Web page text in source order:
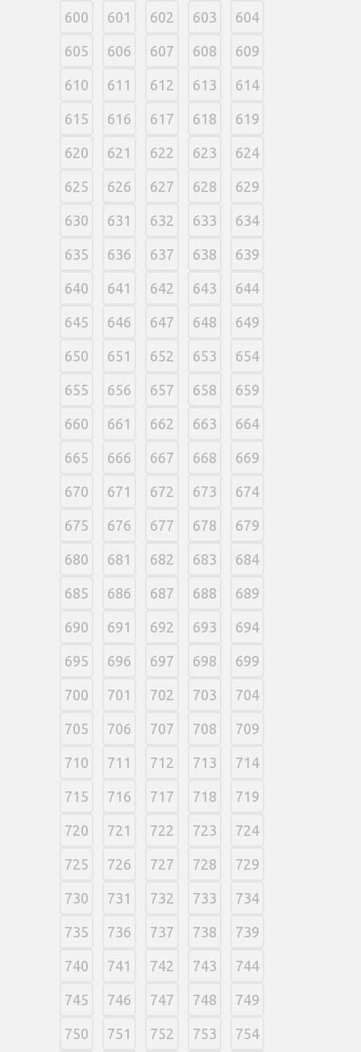
600 601 602 603 604
605 606 607 608 609
610 611 612 613 614
615 616 617 618 619
620 621 622 623 624
625 626 627 628 629
630 631 632 633 634
635 636 637 638 639
640 641 642 643 644
645 646 647 648 649
650 651 652 653 654
655 656 657 658 659
660 661 662 663 664
665 666 667 668 669
670 671 672 673 674
675 676 677 678 679
680 681 682 683 684
685 686 687 688 689
690 691 692 693 694
695 696 697 698 699
700 701 702 703 704
705 706 707 708 709
710 711 712 713 714
715 716 717 718 719
720 721 722 723 724
725 726 727 728 729
730 731 732 733 734
735 736 737 738 739
740 741 742 743 744
745 746 747 748 749
750 751 752 753 754